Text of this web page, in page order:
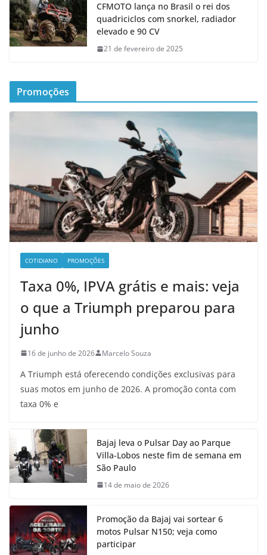
CFMOTO lança no Brasil o rei dos
quadriciclos com snorkel, radiador
elevado e 90 CV
21 de fevereiro de 2025
Promoções
COTIDIANO PROMOÇÕES
Taxa 0%, IPVA grátis e mais: veja
o que a Triumph preparou para
junho
16 de junho de 2026 Marcelo Souza
A Triumph está oferecendo condições exclusivas para
suas motos em junho de 2026. A promoção conta com
taxa 0% e
Bajaj leva o Pulsar Day ao Parque
Villa-Lobos neste fim de semana em
São Paulo
14 de maio de 2026
Promoção da Bajaj vai sortear 6
motos Pulsar N150; veja como
participar